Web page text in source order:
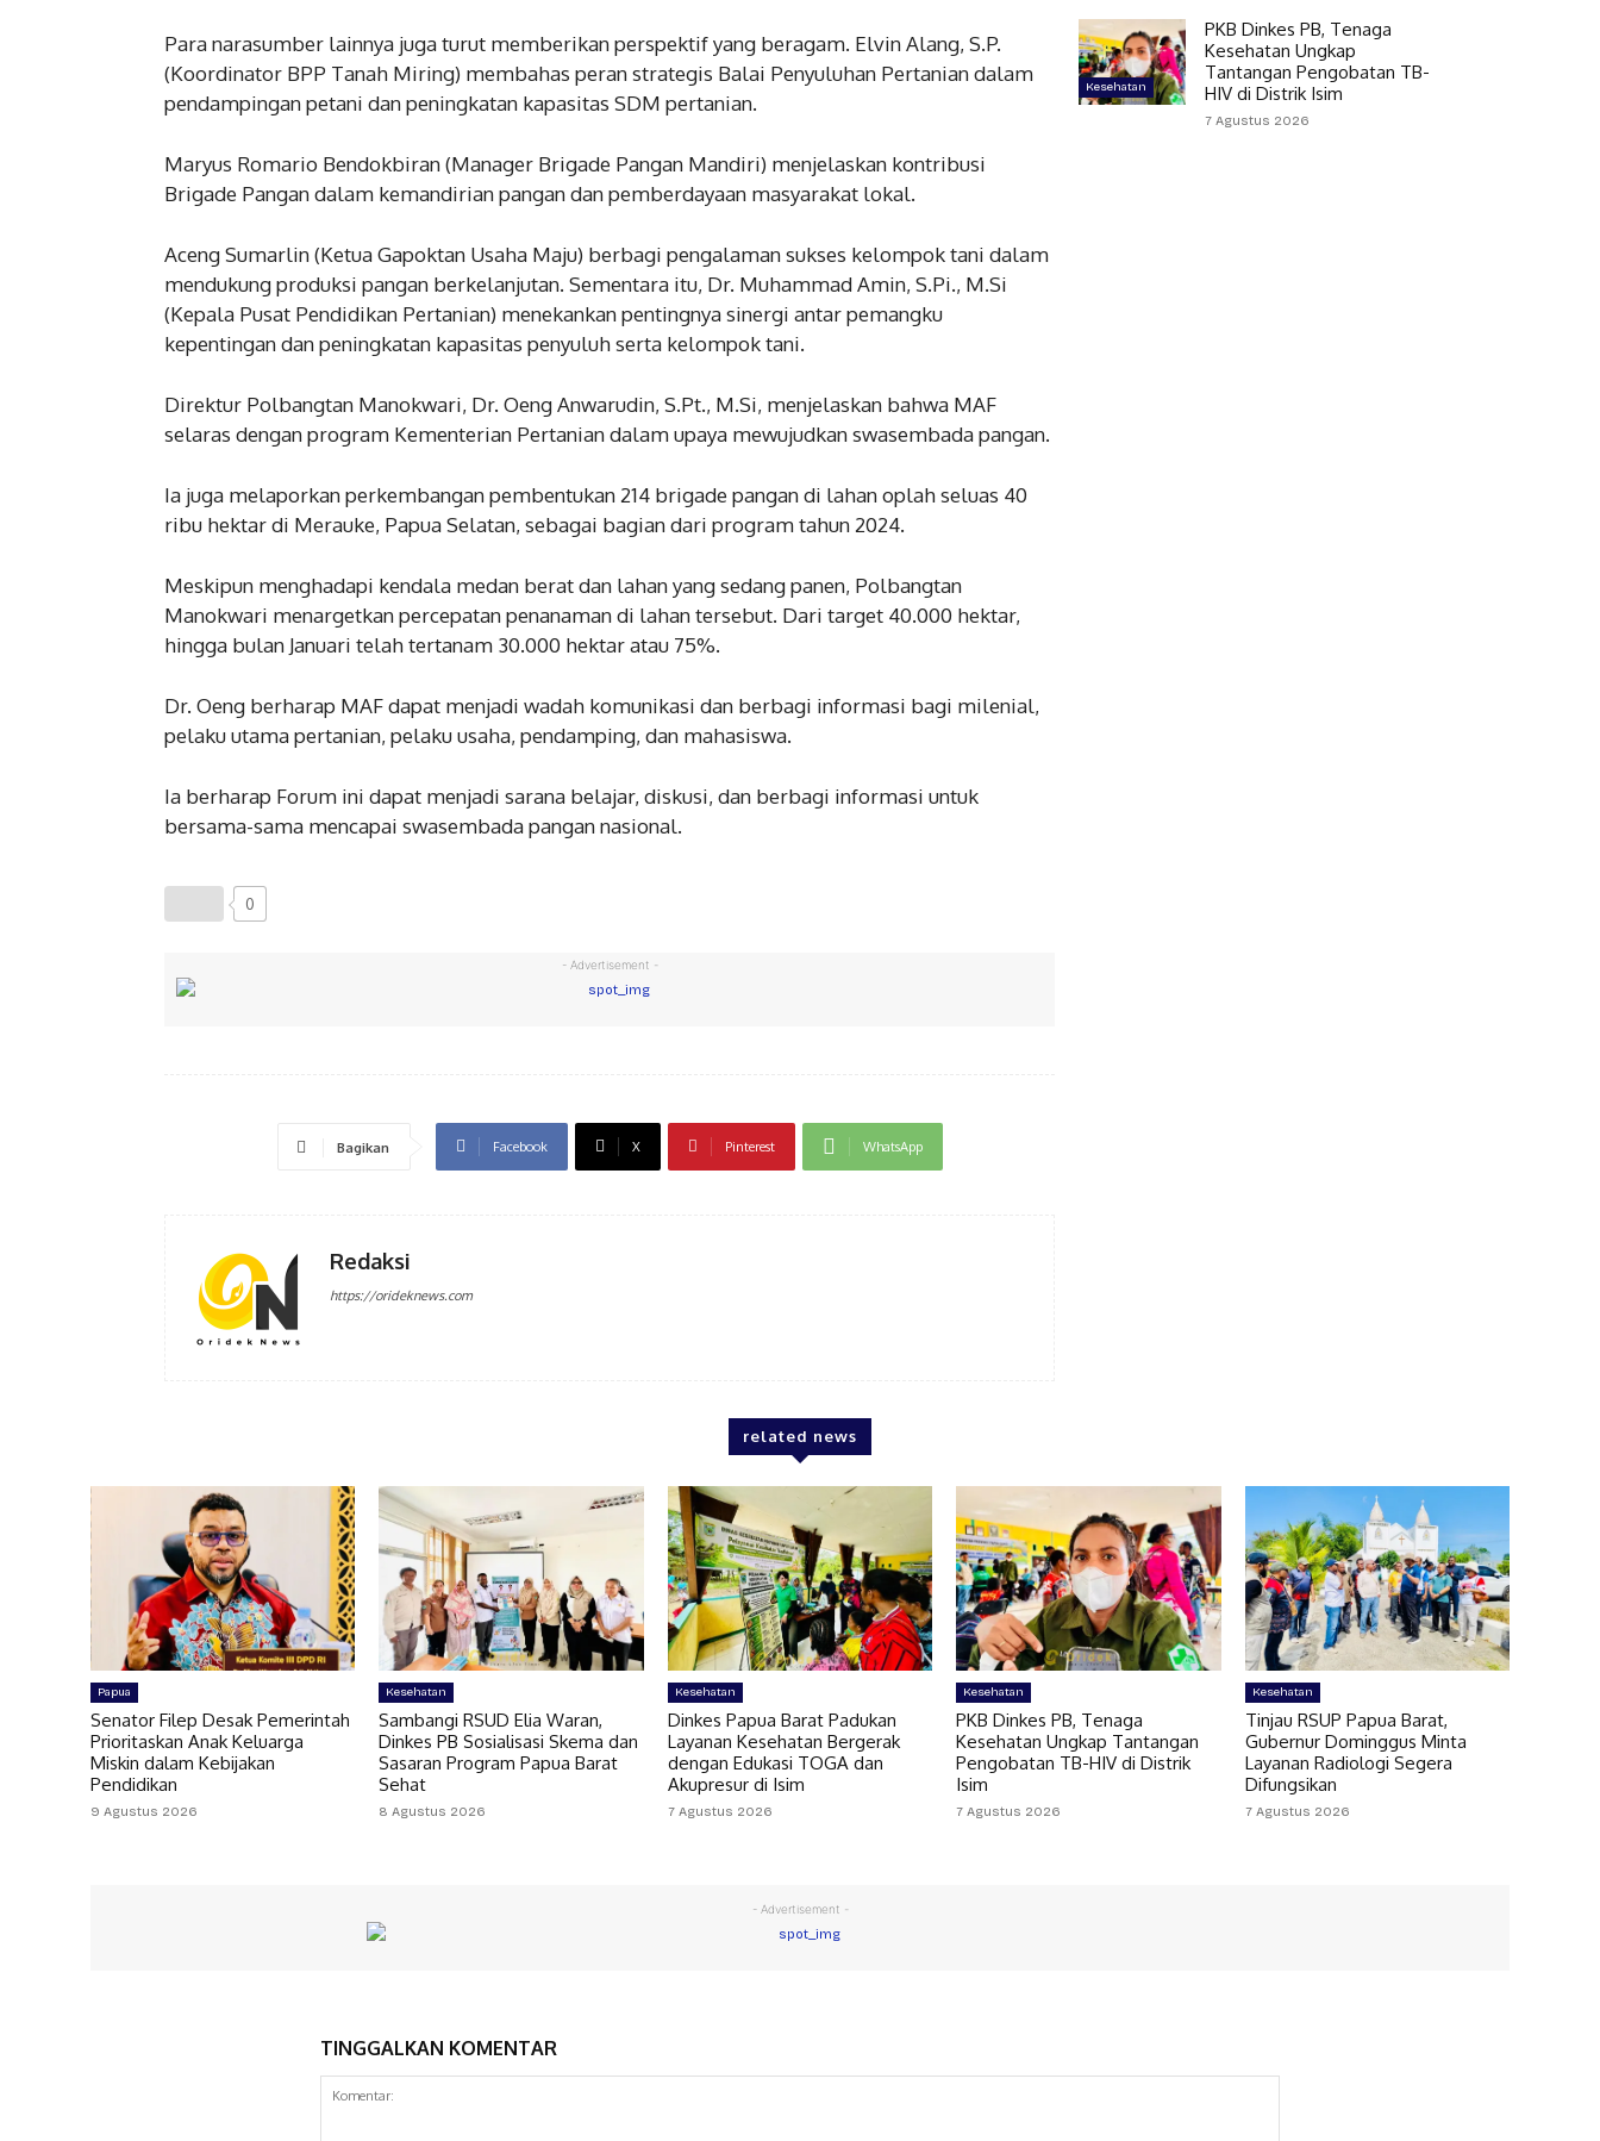
Para narasumber lainnya juga turut memberikan perspektif yang beragam. Elvin Alang, S.P.
(Koordinator BPP Tanah Miring) membahas peran strategis Balai Penyuluhan Pertanian dalam
pendampingan petani dan peningkatan kapasitas SDM pertanian.
Maryus Romario Bendokbiran (Manager Brigade Pangan Mandiri) menjelaskan kontribusi
Brigade Pangan dalam kemandirian pangan dan pemberdayaan masyarakat lokal.
Aceng Sumarlin (Ketua Gapoktan Usaha Maju) berbagi pengalaman sukses kelompok tani dalam
mendukung produksi pangan berkelanjutan. Sementara itu, Dr. Muhammad Amin, S.Pi., M.Si
(Kepala Pusat Pendidikan Pertanian) menekankan pentingnya sinergi antar pemangku
kepentingan dan peningkatan kapasitas penyuluh serta kelompok tani.
Direktur Polbangtan Manokwari, Dr. Oeng Anwarudin, S.Pt., M.Si, menjelaskan bahwa MAF
selaras dengan program Kementerian Pertanian dalam upaya mewujudkan swasembada pangan.
Ia juga melaporkan perkembangan pembentukan 214 brigade pangan di lahan oplah seluas 40
ribu hektar di Merauke, Papua Selatan, sebagai bagian dari program tahun 2024.
Meskipun menghadapi kendala medan berat dan lahan yang sedang panen, Polbangtan
Manokwari menargetkan percepatan penanaman di lahan tersebut. Dari target 40.000 hektar,
hingga bulan Januari telah tertanam 30.000 hektar atau 75%.
Dr. Oeng berharap MAF dapat menjadi wadah komunikasi dan berbagi informasi bagi milenial,
pelaku utama pertanian, pelaku usaha, pendamping, dan mahasiswa.
Ia berharap Forum ini dapat menjadi sarana belajar, diskusi, dan berbagi informasi untuk
bersama-sama mencapai swasembada pangan nasional.
0
- Advertisement -
Bagikan Facebook X Pinterest WhatsApp
Redaksi
https://orideknews.com
Kesehatan
PKB Dinkes PB, Tenaga
Kesehatan Ungkap
Tantangan Pengobatan TB-
HIV di Distrik Isim
7 Agustus 2026
related news
Papua
Senator Filep Desak Pemerintah
Prioritaskan Anak Keluarga
Miskin dalam Kebijakan
Pendidikan
9 Agustus 2026
Kesehatan
Sambangi RSUD Elia Waran,
Dinkes PB Sosialisasi Skema dan
Sasaran Program Papua Barat
Sehat
8 Agustus 2026
Kesehatan
Dinkes Papua Barat Padukan
Layanan Kesehatan Bergerak
dengan Edukasi TOGA dan
Akupresur di Isim
7 Agustus 2026
Kesehatan
PKB Dinkes PB, Tenaga
Kesehatan Ungkap Tantangan
Pengobatan TB-HIV di Distrik
Isim
7 Agustus 2026
Kesehatan
Tinjau RSUP Papua Barat,
Gubernur Dominggus Minta
Layanan Radiologi Segera
Difungsikan
7 Agustus 2026
- Advertisement -
TINGGALKAN KOMENTAR